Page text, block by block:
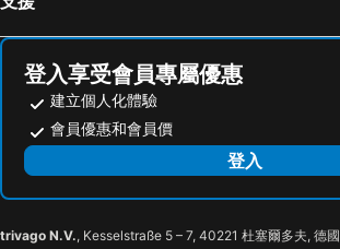
登入享受會員專屬優惠
建立個人化體驗
會員優惠和會員價
登入
trivago N.V., Kesselstraße 5 – 7, 40221 杜塞爾多夫, 德國